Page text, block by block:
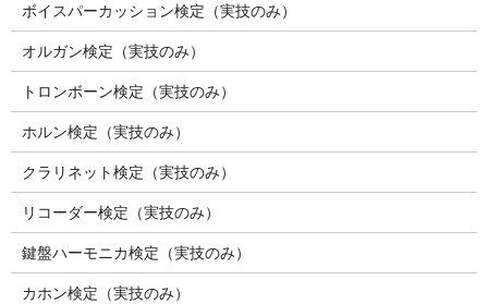
ボイスパーカッション検定（実技のみ）
オルガン検定（実技のみ）
トロンボーン検定（実技のみ）
ホルン検定（実技のみ）
クラリネット検定（実技のみ）
リコーダー検定（実技のみ）
鍵盤ハーモニカ検定（実技のみ）
カホン検定（実技のみ）